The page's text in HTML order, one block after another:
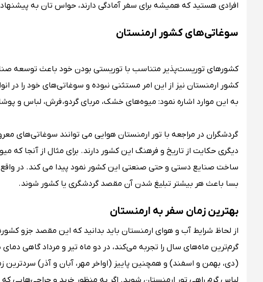
افرادی هستید که همیشه برای سفر آمادگی دارند، حواس تان به
سوغاتی‌های کشور ارمنستان
کشورهای توریست‌پذیر متناسب با توریستی بودن خود باعث توسعه
کشور ارمنستان نیز از این امر مستثنی نبوده و سوغاتی‌های خود را
به این موارد اشاره نمود: میوه‌های خشک، مربای گردو، فرش، لباس و
گردشگران در مراجعه با تور ارمنستان هوایی می توانند سوغاتی‌های
دیگری حکایت از تاریخ و فرهنگ این کشور دارند. برای مثال از آنجا که
ساخت صنایع دستی و حتی صنعتی این کشور نمود پیدا می کند. در
بسا باعث هر بیشتر تبلیغ شدن آن مقصد گردشگری یا کشور شوند.
بهترین زمان سفر به ارمنستان
از لحاظ شرایط آب و هوای ارمنستان باید بدانید که این مقصد جزو
(دی، بهمن و اسفند) و همچنین پاییز (اواخر مهر، آبان و آذر)
لباس گرم راهی تور ارمنستان شوید. اگر به منظور خرید و حراجی‌هایی